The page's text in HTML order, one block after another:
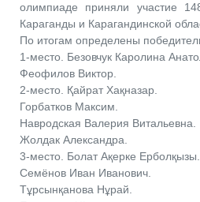
олимпиаде приняли участие
Караганды и Карагандинской
По итогам определены
1-место. Безовчук Каролина
Феофилов Виктор.
2-место. Қайрат Хақназар.
Горбатков Максим.
Навродская Валерия Витальевна.
Жолдак Александра.
3-место. Болат Ақерке Ерболқызы.
Семёнов Иван Иванович.
Тұрсынқанова Нұрай.